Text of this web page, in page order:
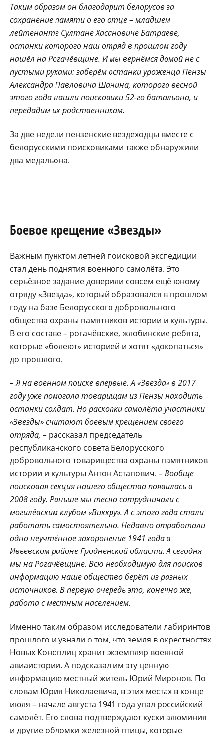
Таким образом он благодарит белорусов за
сохранение памяти о его отце – младшем
лейтенанте Султане Хасановиче Батраеве,
останки которого наш отряд в прошлом году
нашёл на Рогачёвщине. И мы вернёмся домой не с
пустыми руками: заберём останки уроженца Пензы
Александра Павловича Шанина, которого весной
этого года нашли поисковики 52-го батальона, и
передадим их родственникам.
За две недели пензенские вездеходцы вместе с
белорусскими поисковиками также обнаружили
два медальона.
Боевое крещение «Звезды»
Важным пунктом летней поисковой экспедиции
стал день поднятия военного самолёта. Это
серьёзное задание доверили совсем ещё юному
отряду «Звезда», который образовался в прошлом
году на базе Белорусского добровольного
общества охраны памятников истории и культуры.
В его составе – рогачёвские, жлобинские ребята,
которые «болеют» историей и хотят «докопаться»
до прошлого.
– Я на военном поиске впервые. А «Звезда» в 2017
году уже помогала товарищам из Пензы находить
останки солдат. Но раскопки самолёта участники
«Звезды» считают боевым крещением своего
отряда, – рассказал председатель
республиканского совета Белорусского
добровольного товарищества охраны памятников
истории и культуры Антон Астапович. – Вообще
поисковая секция нашего общества появилась в
2008 году. Раньше мы тесно сотрудничали с
могилёвским клубом «Виккру». А с этого года стали
работать самостоятельно. Недавно отработали
одно неучтённое захоронение 1941 года в
Ивьевском районе Гродненской области. А сегодня
мы на Рогачёвщине. Всю необходимую для поисков
информацию наше общество берёт из разных
источников. В первую очередь это, конечно же,
работа с местным населением.
Именно таким образом исследователи лабиринтов
прошлого и узнали о том, что земля в окрестностях
Новых Коноплиц хранит экземпляр военной
авиаистории. А подсказал им эту ценную
информацию местный житель Юрий Миронов. По
словам Юрия Николаевича, в этих местах в конце
июля – начале августа 1941 года упал российский
самолёт. Его слова подтверждают куски алюминия
и другие обломки железной птицы, которые